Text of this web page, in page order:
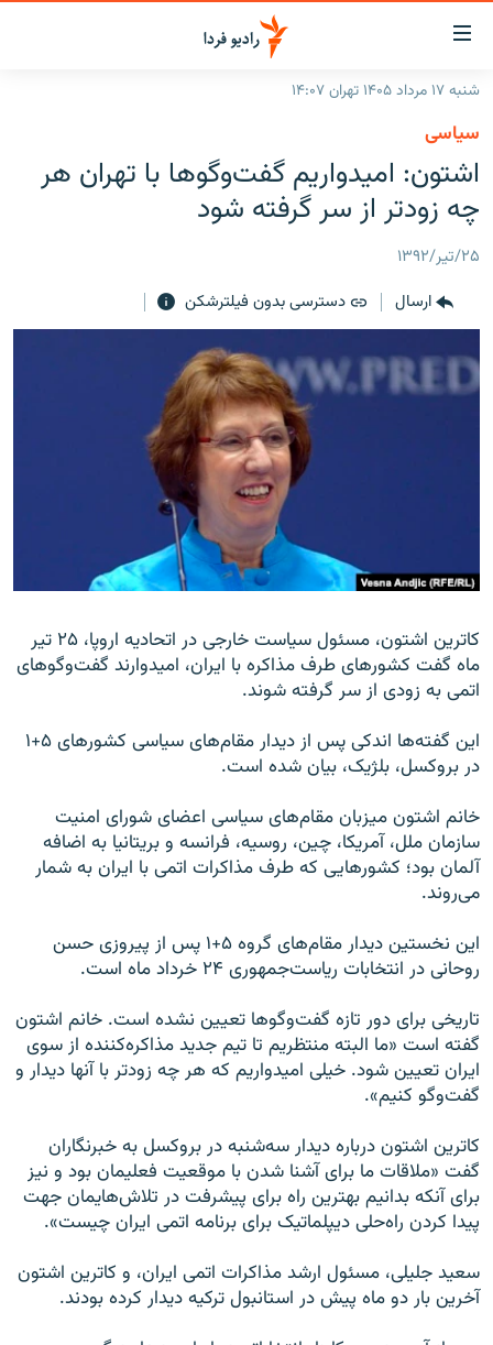
لینک‌های
قابلیت
دسترسی
بازگشت
اصلی
رفتن
صفحه
جستجو
ایران
جهان
رادیو
برنامه‌های رادیویی
فرکانس‌ها
پادکست
چندرسانه‌ای
گزارش‌های تصویری
گزارش‌های ویدئویی
زنان فردا
شنبه ۱۷ مرداد ۱۴۰۵ تهران ۱۴:۰۷
سیاسی
اشتون: امیدواریم گفت‌وگوها با تهران هر
چه زودتر از سر گرفته شود
۲۵/تیر/۱۳۹۲
ارسال
دسترسی بدون فیلترشکن
کاترین اشتون، مسئول سیاست خارجی در اتحادیه اروپا، ۲۵ تیر
ماه گفت کشورهای طرف مذاکره با ایران، امیدوارند گفت‌وگوهای
اتمی به زودی از سر گرفته شوند.
این گفته‌ها اندکی پس از دیدار مقام‌های سیاسی کشورهای ۵+۱
در بروکسل، بلژیک، بیان شده است.
خانم اشتون میزبان مقام‌های سیاسی اعضای شورای امنیت
سازمان ملل، آمریکا، چین، روسیه، فرانسه و بریتانیا به اضافه
آلمان بود؛ کشورهایی که طرف مذاکرات اتمی با ایران به شمار
می‌روند.
این نخستین دیدار مقام‌های گروه ۵+۱ پس از پیروزی حسن
روحانی در انتخابات ریاست‌جمهوری ۲۴ خرداد ماه است.
تاریخی برای دور تازه گفت‌وگوها تعیین نشده است. خانم اشتون
گفته است «ما البته منتظریم تا تیم جدید مذاکره‌کننده از سوی
ایران تعیین شود. خیلی امیدواریم که هر چه زودتر با آنها دیدار و
گفت‌وگو کنیم».
کاترین اشتون درباره دیدار سه‌شنبه در بروکسل به خبرنگاران
گفت «ملاقات ما برای آشنا شدن با موقعیت فعلیمان بود و نیز
برای آنکه بدانیم بهترین‌ راه برای پیشرفت در تلاش‌هایمان جهت
پیدا کردن راه‌حلی دیپلماتیک برای برنامه اتمی ایران چیست».
سعید جلیلی، مسئول ارشد مذاکرات اتمی ایران، و کاترین اشتون
آخرین بار دو ماه پیش در استانبول ترکیه دیدار کرده بودند.